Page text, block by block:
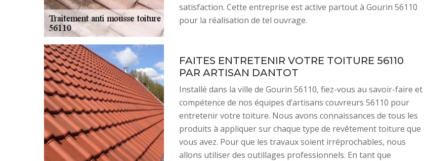
satisfaction. Cette entreprise est active partout à Gourin 56110
pour la réalisation de tel ouvrage.
FAITES ENTRETENIR VOTRE TOITURE 56110
PAR ARTISAN DANTOT
Installé dans la ville de Gourin 56110, fiez-vous au savoir-faire et
compétence de nos équipes d’artisans couvreurs 56110 pour
entretenir votre toiture. Nous avons connaissances de tous les
produits à appliquer sur chaque type de revêtement toiture que
vous avez. Pour que les travaux soient irréprochables, nous
allons utiliser des outillages professionnels. En tant que